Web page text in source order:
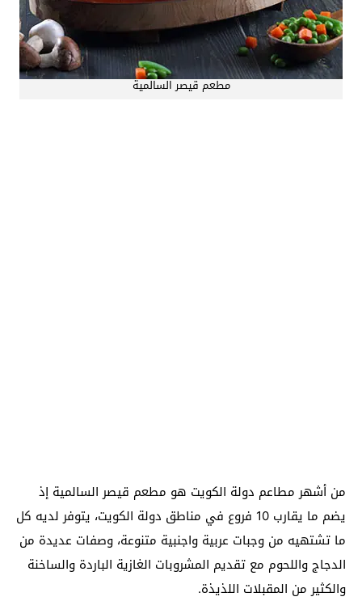
مطعم قيصر السالمية
من أشهر مطاعم دولة الكويت هو مطعم قيصر السالمية إذ
يضم ما يقارب 10 فروع في مناطق دولة الكويت، يتوفر لديه كل
ما تشتهيه من وجبات عربية واجنبية متنوعة، وصفات عديدة من
الدجاج واللحوم مع تقديم المشروبات الغازية الباردة والساخنة
والكثير من المقبلات اللذيذة.